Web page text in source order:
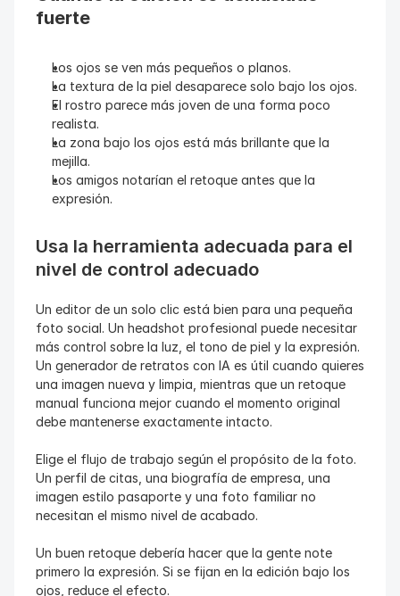
fuerte
Los ojos se ven más pequeños o planos.
La textura de la piel desaparece solo bajo los ojos.
El rostro parece más joven de una forma poco
realista.
La zona bajo los ojos está más brillante que la
mejilla.
Los amigos notarían el retoque antes que la
expresión.
Usa la herramienta adecuada para el
nivel de control adecuado
Un editor de un solo clic está bien para una pequeña
foto social. Un headshot profesional puede necesitar
más control sobre la luz, el tono de piel y la expresión.
Un generador de retratos con IA es útil cuando quieres
una imagen nueva y limpia, mientras que un retoque
manual funciona mejor cuando el momento original
debe mantenerse exactamente intacto.
Elige el flujo de trabajo según el propósito de la foto.
Un perfil de citas, una biografía de empresa, una
imagen estilo pasaporte y una foto familiar no
necesitan el mismo nivel de acabado.
Un buen retoque debería hacer que la gente note
primero la expresión. Si se fijan en la edición bajo los
ojos, reduce el efecto.